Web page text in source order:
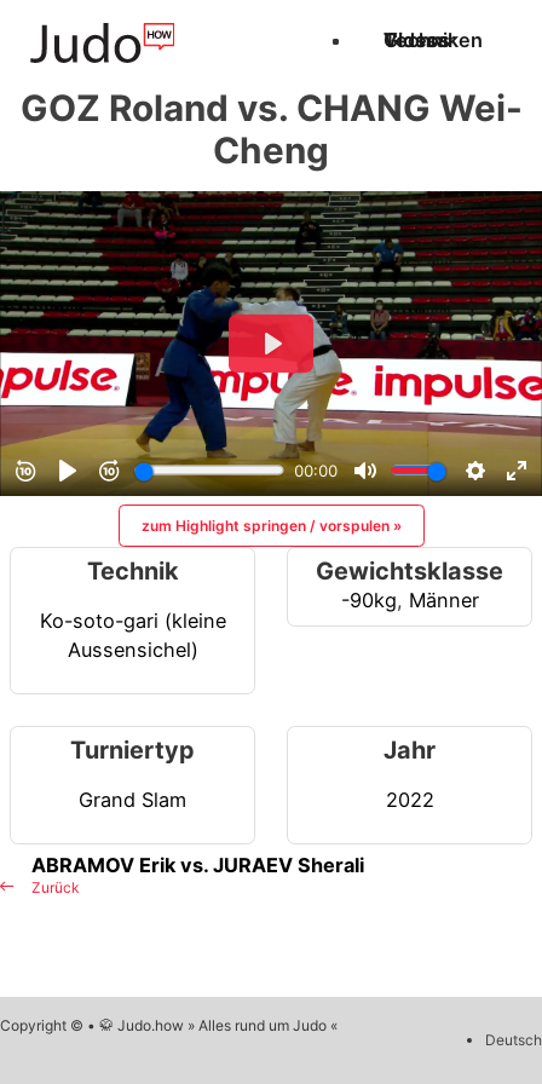
Techniken
Videos
Glossar
GOZ Roland vs. CHANG Wei-
Cheng
zum Highlight springen / vorspulen »
Technik
Ko-soto-gari (kleine
Aussensichel)
Gewichtsklasse
-90kg, Männer
Turniertyp
Grand Slam
Jahr
2022
Zurück
ABRAMOV Erik vs. JURAEV Sherali
Copyright © • 🥋 Judo.how » Alles rund um Judo «
Deutsch